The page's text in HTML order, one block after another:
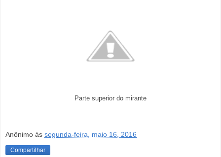
Parte superior do mirante
Anônimo às segunda-feira, maio 16, 2016
Compartilhar